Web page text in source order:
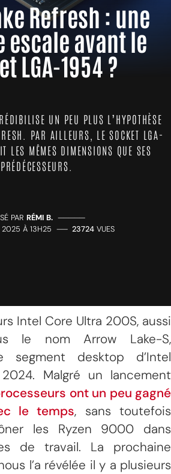
Refresh : une
escale avant le
LGA-1954 ?
UN PEU PLUS L’HYPOTHÈSE
PAR AILLEURS, LE SOCKET LGA-
LES MÊMES DIMENSIONS QUE SES
PRÉDÉCESSEURS.
PAR RÉMI B. —————
À 13H25 —— 23724 VUES
Intel Core Ultra 200S, aussi
le nom Arrow Lake-S,
segment desktop d’Intel
Malgré un lancement
ont un peu gagné
le temps, sans toutefois
les Ryzen 9000 dans
de travail. La prochaine
l’a révélée il y a plusieurs